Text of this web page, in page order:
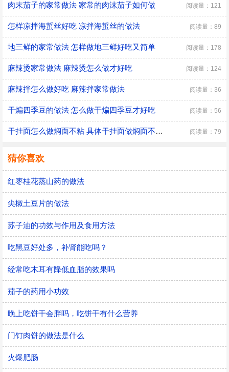
肉末茄子的家常做法 家常的肉沫茄子如何做 阅读量：121
怎样凉拌海蜇丝好吃 凉拌海蜇丝的做法 阅读量：89
地三鲜的家常做法 怎样做地三鲜好吃又简单 阅读量：178
麻辣烫家常做法 麻辣烫怎么做才好吃 阅读量：124
麻辣拌怎么做好吃 麻辣拌家常做法 阅读量：36
干煸四季豆的做法 怎么做干煸四季豆才好吃 阅读量：56
干挂面怎么做焖面不粘 具体干挂面做焖面不粘的方法 阅读量：79
猜你喜欢
红枣桂花蒸山药的做法
尖椒土豆片的做法
苏子油的功效与作用及食用方法
吃黑豆好处多，补肾能吃吗？
经常吃木耳有降低血脂的效果吗
茄子的药用小功效
晚上吃饼干会胖吗，吃饼干有什么营养
门钉肉饼的做法是什么
火爆肥肠